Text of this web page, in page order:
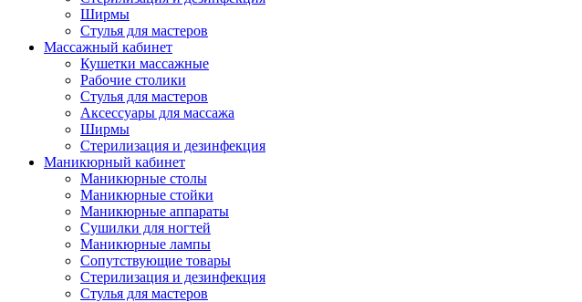
Ширмы
Стулья для мастеров
Массажный кабинет
Кушетки массажные
Рабочие столики
Стулья для мастеров
Аксессуары для массажа
Ширмы
Стерилизация и дезинфекция
Маникюрный кабинет
Маникюрные столы
Маникюрные стойки
Маникюрные аппараты
Сушилки для ногтей
Маникюрные лампы
Сопутствующие товары
Стерилизация и дезинфекция
Стулья для мастеров